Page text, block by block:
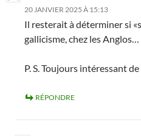
20 JANVIER 2025 À 15:13
Il resterait à déterminer si
gallicisme, chez les
P. S. Toujours intéressant
RÉPONDRE